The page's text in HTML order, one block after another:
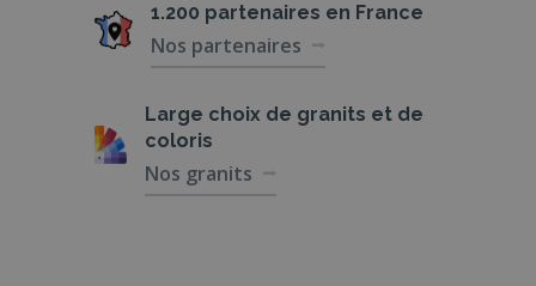
1.200 partenaires en France
Nos partenaires
Large choix de granits et de
coloris
Nos granits